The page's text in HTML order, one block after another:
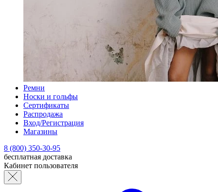
Ремни
Носки и гольфы
Сертификаты
Распродажа
Вход/Регистрация
Магазины
8 (800) 350-30-95
бесплатная доставка
Кабинет пользователя